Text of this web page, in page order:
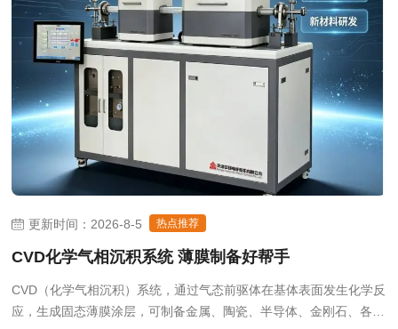
更新时间：2026-8-5 热点推荐
CVD化学气相沉积系统 薄膜制备好帮手
CVD（化学气相沉积）系统，通过气态前驱体在基体表面发生化学反
应，生成固态薄膜涂层，可制备金属、陶瓷、半导体、金刚石、各类